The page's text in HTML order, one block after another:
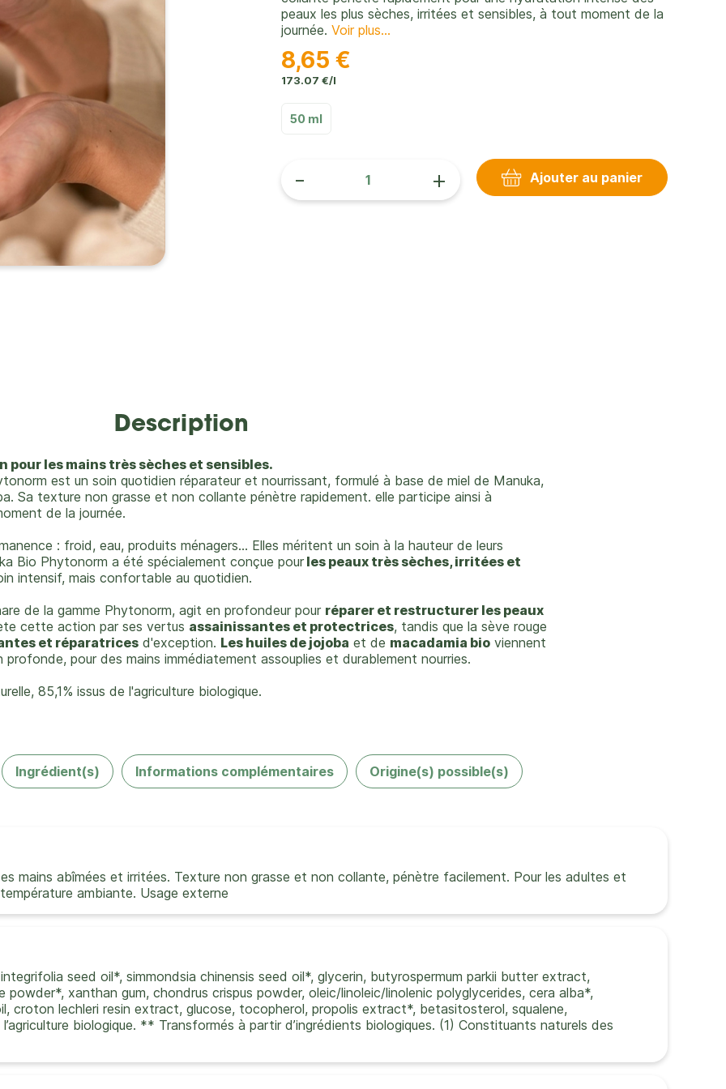
peaux les plus sèches, irritées et sensibles, à tout moment de la
journée. Voir plus...
8,65 €
173.07 €/l
50 ml
- + Ajouter au panier
Description
pour les mains très sèches et sensibles.
est un soin quotidien réparateur et nourrissant, formulé à base de miel de Manuka,
Sa texture non grasse et non collante pénètre rapidement. elle participe ainsi à
de la journée.
: froid, eau, produits ménagers… Elles méritent un soin à la hauteur de leurs
Bio Phytonorm a été spécialement conçue pour les peaux très sèches, irritées et
intensif, mais confortable au quotidien.
de la gamme Phytonorm, agit en profondeur pour réparer et restructurer les peaux
cette action par ses vertus assainissantes et protectrices, tandis que la sève rouge
et réparatrices d'exception. Les huiles de jojoba et de macadamia bio viennent
pour des mains immédiatement assouplies et durablement nourries.
85,1% issus de l'agriculture biologique.
Ingrédient(s) Informations complémentaires Origine(s) possible(s)
mains abîmées et irritées. Texture non grasse et non collante, pénètre facilement. Pour les adultes et
ambiante. Usage externe
seed oil*, simmondsia chinensis seed oil*, glycerin, butyrospermum parkii butter extract,
xanthan gum, chondrus crispus powder, oleic/linoleic/linolenic polyglycerides, cera alba*,
croton lechleri resin extract, glucose, tocopherol, propolis extract*, betasitosterol, squalene,
biologique. ** Transformés à partir d’ingrédients biologiques. (1) Constituants naturels des